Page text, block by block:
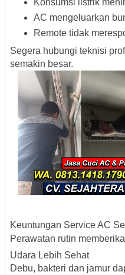
Konsumsi listrik
AC mengeluarkan
Remote tidak
Segera hubungi teknisi
semakin besar.
Keuntungan Service AC
Perawatan rutin
Udara Lebih Sehat
Debu, bakteri dan jamur